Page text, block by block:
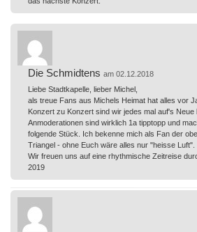
Die Schmidtens am 02.12.2018
Liebe Stadtkapelle, lieber Michel,
als treue Fans aus Michels Heimat hat alles vor
Konzert zu Konzert sind wir jedes mal auf's Neue
Anmoderationen sind wirklich 1a tipptopp und
folgende Stück. Ich bekenne mich als Fan der
Triangel - ohne Euch wäre alles nur "heisse Luft".
Wir freuen uns auf eine rhythmische Zeitreise
2019